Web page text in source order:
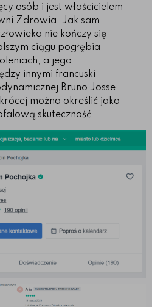
osób i jest właścicielem
Zdrowia. Jak sam
nie kończy się
ciągu pogłębia
a jego
innymi francuski
Bruno Josse.
można określić jako
skuteczność.